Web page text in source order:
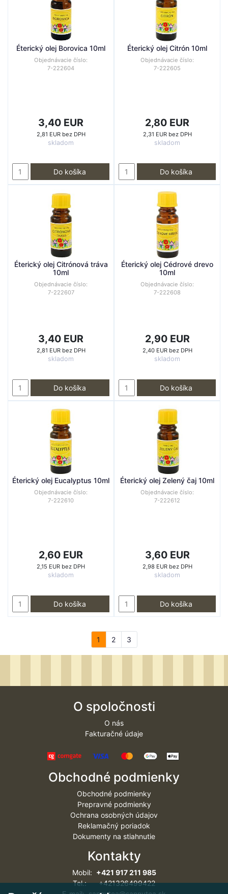
Éterický olej Borovica 10ml
Objednávacie číslo:
7-222604
3,40 EUR
2,81 EUR bez DPH
skladom
Do košíka
Éterický olej Citrón 10ml
Objednávacie číslo:
7-222605
2,80 EUR
2,31 EUR bez DPH
skladom
Do košíka
Éterický olej Citrónová tráva
10ml
Objednávacie číslo:
7-222607
3,40 EUR
2,81 EUR bez DPH
skladom
Do košíka
Éterický olej Cédrové drevo
10ml
Objednávacie číslo:
7-222608
2,90 EUR
2,40 EUR bez DPH
skladom
Do košíka
Éterický olej Eucalyptus 10ml
Objednávacie číslo:
7-222610
2,60 EUR
2,15 EUR bez DPH
skladom
Do košíka
Éterický olej Zelený čaj 10ml
Objednávacie číslo:
7-222612
3,60 EUR
2,98 EUR bez DPH
skladom
Do košíka
1 2 3
O spoločnosti
O nás
Fakturačné údaje
Obchodné podmienky
Obchodné podmienky
Prepravné podmienky
Ochrana osobných údajov
Reklamačný poriadok
Dokumenty na stiahnutie
Kontakty
Mobil: +421 917 211 985
Tel.: +421326499422